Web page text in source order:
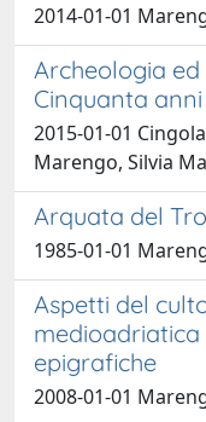
2014-01-01
Archeologia
Cinquanta
2015-01-01
Marengo, Silvia
Arquata del
1985-01-01
Aspetti del
epigrafiche
2008-01-01